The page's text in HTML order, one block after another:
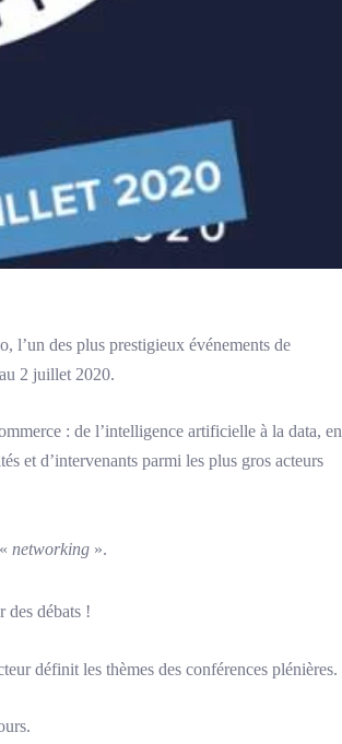
l’un des plus prestigieux événements de
2 juillet 2020.
: de l’intelligence artificielle à la data, en
et d’intervenants parmi les plus gros acteurs
networking ».
débats !
définit les thèmes des conférences plénières.